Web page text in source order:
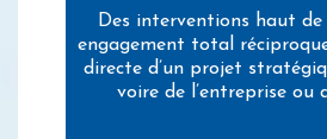
Des interventions haut de
engagement total
directe d’un projet
voire de l’entreprise ou